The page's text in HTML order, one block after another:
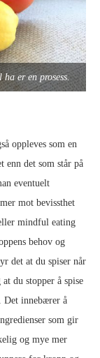
er en prosess.
oppleves som en
enn det som står på
eventuelt
mot bevissthet
mindful eating
behov og
det at du spiser når
du stopper å spise
Det innebærer å
som gir
og mye mer